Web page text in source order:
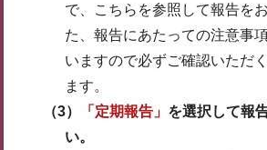
で、こちらを参照して報告を
た、報告にあたっての注意事
いますので必ずご確認いただ
ます。
（3）
「定期報告」 を選択して報
い。